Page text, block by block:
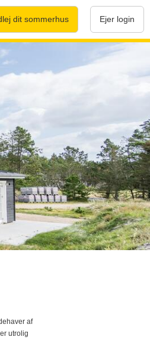
dit sommerhus Ejer login
af
utrolig